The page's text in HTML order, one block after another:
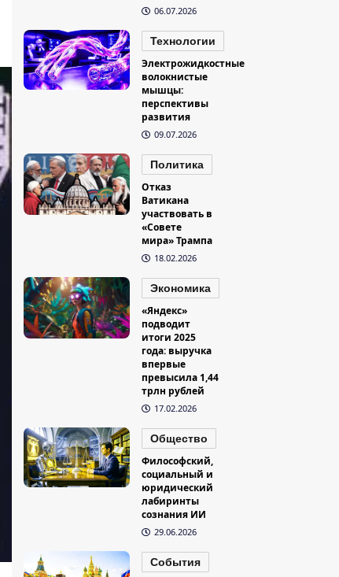
06.07.2026
Технологии
Электрожидкостные
волокнистые
мышцы:
перспективы
развития
09.07.2026
Политика
Отказ
Ватикана
участвовать в
«Совете
мира» Трампа
18.02.2026
Экономика
«Яндекс»
подводит
итоги 2025
года: выручка
впервые
превысила 1,44
трлн рублей
17.02.2026
Общество
Философский,
социальный и
юридический
лабиринты
сознания ИИ
29.06.2026
События